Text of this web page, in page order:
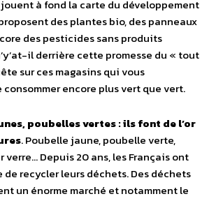
à fond la carte du développement
des plantes bio, des panneaux
des pesticides sans produits
il derrière cette promesse du « tout
sur ces magasins qui vous
encore plus vert que vert.
poubelles vertes : ils font de l’or
. Poubelle jaune, poubelle verte,
Depuis 20 ans, les Français ont
de recycler leurs déchets. Des déchets
un énorme marché et notamment le